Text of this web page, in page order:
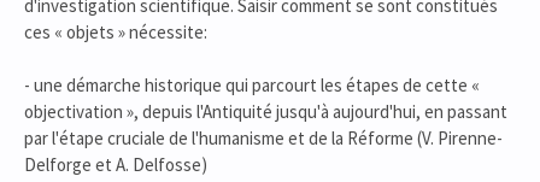
d'investigation scientifique. Saisir comment se sont constitués
ces « objets » nécessite:
- une démarche historique qui parcourt les étapes de cette «
objectivation », depuis l'Antiquité jusqu'à aujourd'hui, en passant
par l'étape cruciale de l'humanisme et de la Réforme (V. Pirenne-
Delforge et A. Delfosse)